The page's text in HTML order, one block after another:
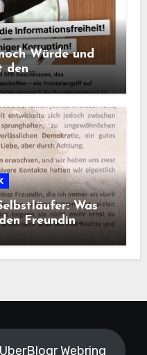
Würde und
den
Was
Freundin
UberBlogr Webring